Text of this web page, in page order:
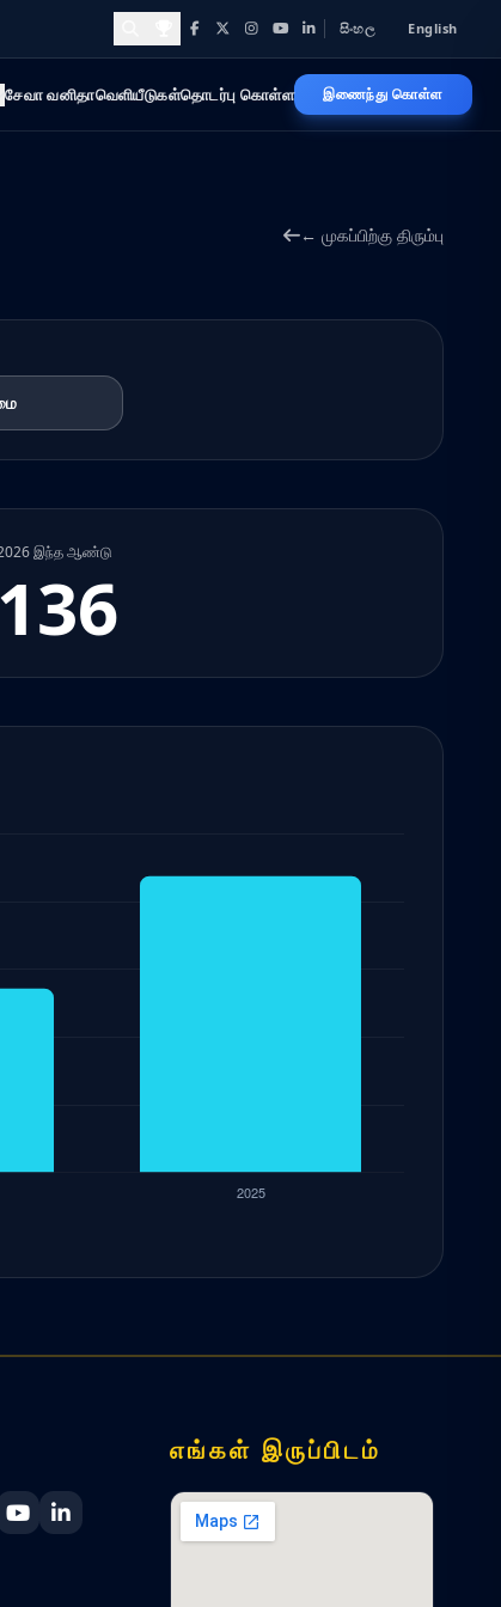
Awards and Achievements
Facebook
X Instagram
YouTubeLinkedIn
සිංහල English
சேவா வனிதாவெளியீடுகள்தொடர்பு கொள்ள இணைந்து கொள்ள
← முகப்பிற்கு திரும்பு
இந்த ஆண்டு
136
Facebook
Navy X
Lanka Navy Instagram
Sri Lanka Navy YouTube
Sri Lanka Navy LinkedIn
எங்கள் இருப்பிடம்